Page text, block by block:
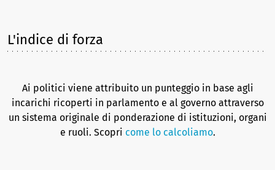
L'indice di forza
Ai politici viene attribuito un punteggio in base agli
incarichi ricoperti in parlamento e al governo attraverso
un sistema originale di ponderazione di istituzioni, organi
e ruoli. Scopri come lo calcoliamo.